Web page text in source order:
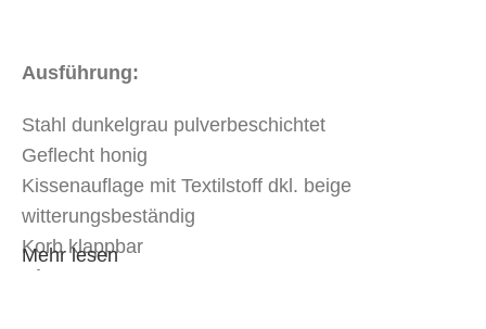
Ausführung:
Stahl dunkelgrau pulverbeschichtet
Geflecht honig
Kissenauflage mit Textilstoff dkl. beige
witterungsbeständig
Korb klappbar
Abmessungen:
Mehr lesen